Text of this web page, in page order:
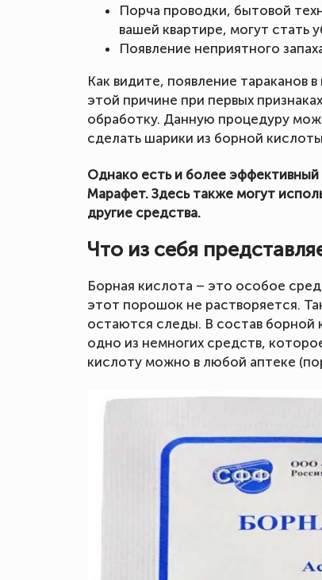
Порча проводки, бытовой
вашей квартире, могут стать
Появление неприятного
Как видите, появление
этой причине при первых
обработку. Данную процедуру
сделать шарики из борной
Однако есть и более
Марафет. Здесь также могут
другие средства.
Что из себя
Борная кислота – это особое
этот порошок не растворяется.
остаются следы. В состав
одно из немногих средств,
кислоту можно в любой аптеке